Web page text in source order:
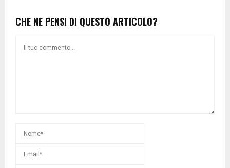
CHE NE PENSI DI QUESTO ARTICOLO?